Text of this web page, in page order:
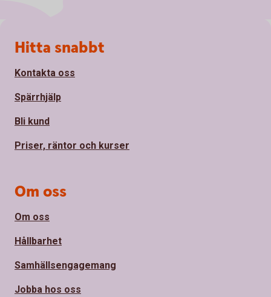
Sidfot
Hitta snabbt
Kontakta oss
Spärrhjälp
Bli kund
Priser, räntor och kurser
Om oss
Om oss
Hållbarhet
Samhällsengagemang
Jobba hos oss